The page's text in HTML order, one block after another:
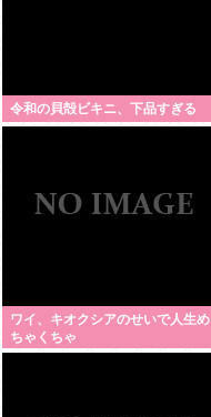
令和の貝殻ビキニ、下品すぎる
ワイ、キオクシアのせいで人生め
ちゃくちゃ